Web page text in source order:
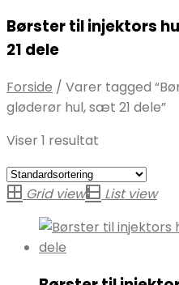
Børster til injektors
21 dele
Forside / Varer tagged
gløderør hul, sæt 21 dele”
Viser 1 resultat
Grid view List view